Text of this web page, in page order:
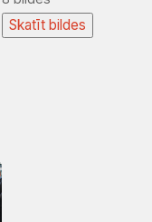
Skatīt bildes